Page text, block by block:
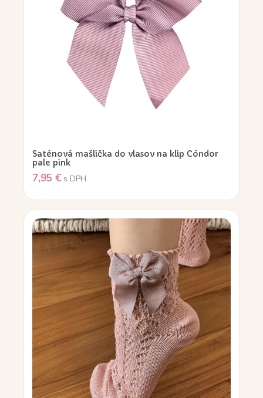
Saténová mašlička do vlasov na klip Cóndor
pale pink
7,95 € s DPH